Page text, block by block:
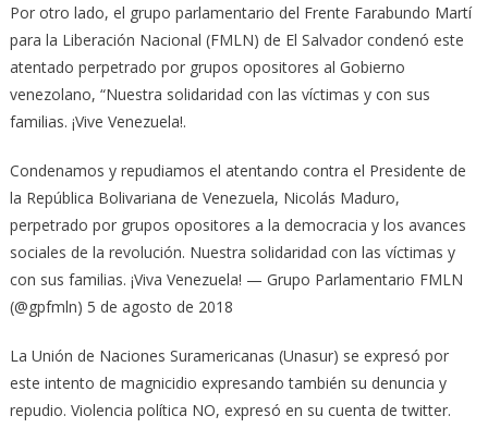
Por otro lado, el grupo parlamentario del Frente Farabundo Martí
para la Liberación Nacional (FMLN) de El Salvador condenó este
atentado perpetrado por grupos opositores al Gobierno
venezolano, “Nuestra solidaridad con las víctimas y con sus
familias. ¡Vive Venezuela!.
Condenamos y repudiamos el atentando contra el Presidente de
la República Bolivariana de Venezuela, Nicolás Maduro,
perpetrado por grupos opositores a la democracia y los avances
sociales de la revolución. Nuestra solidaridad con las víctimas y
con sus familias. ¡Viva Venezuela! — Grupo Parlamentario FMLN
(@gpfmln) 5 de agosto de 2018
La Unión de Naciones Suramericanas (Unasur) se expresó por
este intento de magnicidio expresando también su denuncia y
repudio. Violencia política NO, expresó en su cuenta de twitter.